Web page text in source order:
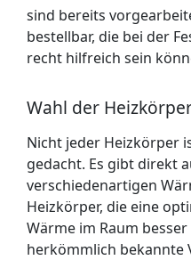
sind bereits
bestellbar, die bei der
recht hilfreich sein
Wahl der
Nicht jeder Heizkörper
gedacht. Es gibt direkt
verschiedenartigen
Heizkörper, die eine
Wärme im Raum
herkömmlich bekannte